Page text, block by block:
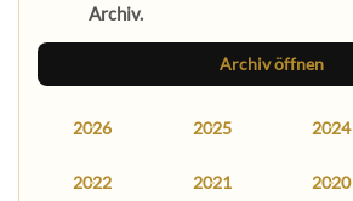
Archiv.
Archiv öffnen
2026 2025 2024
2022 2021 2020